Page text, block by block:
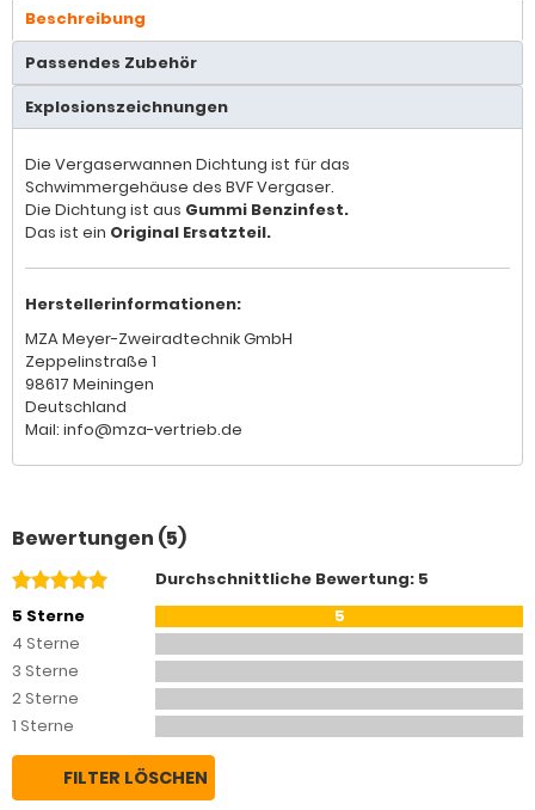
Beschreibung
Passendes Zubehör
Explosionszeichnungen
Die Vergaserwannen Dichtung ist für das
Schwimmergehäuse des BVF Vergaser.
Die Dichtung ist aus Gummi Benzinfest.
Das ist ein Original Ersatzteil.
Herstellerinformationen:
MZA Meyer-Zweiradtechnik GmbH
Zeppelinstraße 1
98617 Meiningen
Deutschland
Mail: info@mza-vertrieb.de
Bewertungen (5)
Durchschnittliche Bewertung: 5
5 Sterne
5
4 Sterne
3 Sterne
2 Sterne
1 Sterne
FILTER LÖSCHEN